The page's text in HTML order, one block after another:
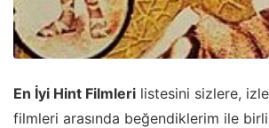
En İyi Hint Filmleri listesini sizlere,
filmleri arasında beğendiklerim ile